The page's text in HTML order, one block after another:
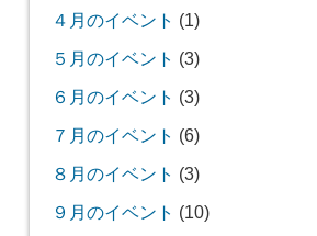
４月のイベント (1)
５月のイベント (3)
６月のイベント (3)
７月のイベント (6)
８月のイベント (3)
９月のイベント (10)